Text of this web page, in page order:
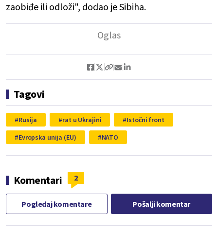
zaobiđe ili odloži", dodao je Sibiha.
Tagovi
Rusija rat u Ukrajini
Istočni front
Evropska unija (EU)
NATO
Komentari 2
Pogledaj komentare Pošalji komentar